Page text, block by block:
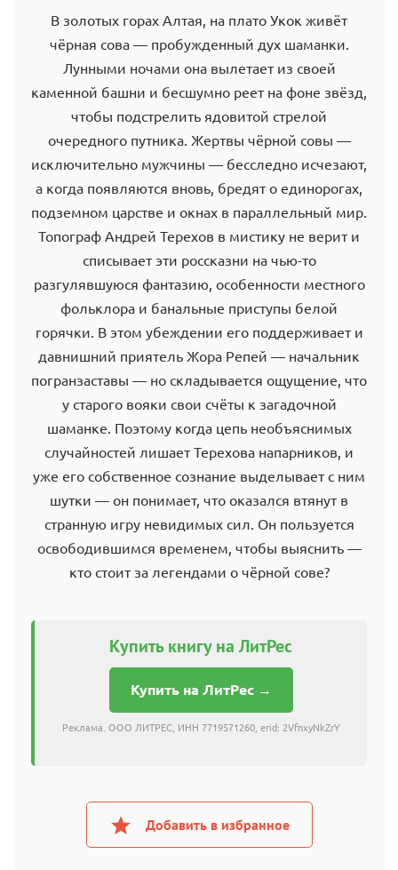
В золотых горах Алтая, на плато Укок живёт
чёрная сова — пробужденный дух шаманки.
Лунными ночами она вылетает из своей
каменной башни и бесшумно реет на фоне звёзд,
чтобы подстрелить ядовитой стрелой
очередного путника. Жертвы чёрной совы —
исключительно мужчины — бесследно исчезают,
а когда появляются вновь, бредят о единорогах,
подземном царстве и окнах в параллельный мир.
Топограф Андрей Терехов в мистику не верит и
списывает эти россказни на чью-то
разгулявшуюся фантазию, особенности местного
фольклора и банальные приступы белой
горячки. В этом убеждении его поддерживает и
давнишний приятель Жора Репей — начальник
погранзаставы — но складывается ощущение, что
у старого вояки свои счёты к загадочной
шаманке. Поэтому когда цепь необъяснимых
случайностей лишает Терехова напарников, и
уже его собственное сознание выделывает с ним
шутки — он понимает, что оказался втянут в
странную игру невидимых сил. Он пользуется
освободившимся временем, чтобы выяснить —
кто стоит за легендами о чёрной сове?
Купить книгу на ЛитРес
Купить на ЛитРес →
Реклама. ООО ЛИТРЕС, ИНН 7719571260, erid: 2VfnxyNkZrY
Добавить в избранное